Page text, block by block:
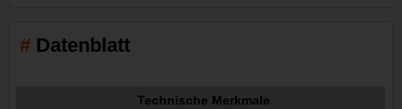
Datenblatt
Technische Merkmale